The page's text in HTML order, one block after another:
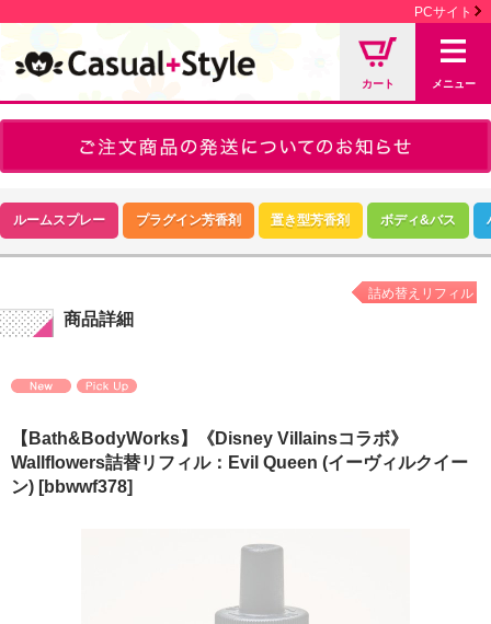
PCサイト
カート メニュー
ルームスプレー プラグイン芳香剤 置き型芳香剤 ボディ&バス
商品詳細
詰め替えリフィル
【Bath&BodyWorks】《Disney Villainsコラボ》
Wallflowers詰替リフィル：Evil Queen (イーヴィルクイー
ン) [bbwwf378]